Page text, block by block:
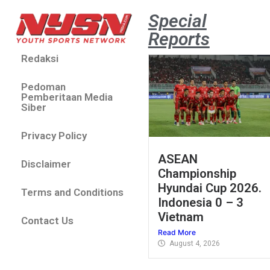
Redaksi
Pedoman
Pemberitaan Media
Siber
Privacy Policy
Disclaimer
Terms and Conditions
Contact Us
Special
Reports
ASEAN
Championship
Hyundai Cup 2026.
Indonesia 0 – 3
Vietnam
Read More
August 4, 2026